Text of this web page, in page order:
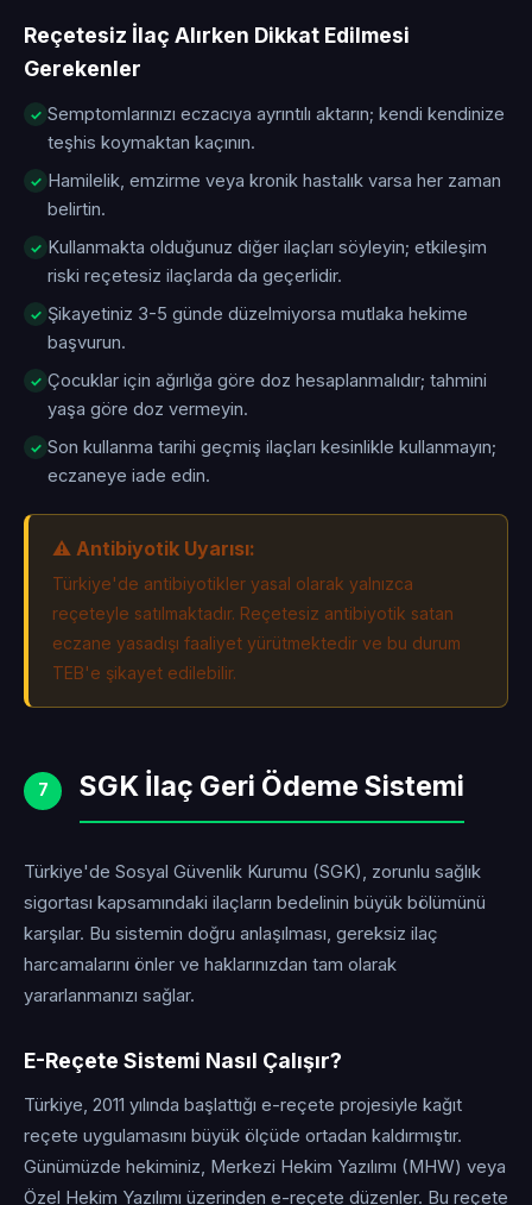
Reçetesiz İlaç Alırken Dikkat Edilmesi
Gerekenler
Semptomlarınızı eczacıya ayrıntılı aktarın; kendi kendinize
teşhis koymaktan kaçının.
Hamilelik, emzirme veya kronik hastalık varsa her zaman
belirtin.
Kullanmakta olduğunuz diğer ilaçları söyleyin; etkileşim
riski reçetesiz ilaçlarda da geçerlidir.
Şikayetiniz 3-5 günde düzelmiyorsa mutlaka hekime
başvurun.
Çocuklar için ağırlığa göre doz hesaplanmalıdır; tahmini
yaşa göre doz vermeyin.
Son kullanma tarihi geçmiş ilaçları kesinlikle kullanmayın;
eczaneye iade edin.
⚠️ Antibiyotik Uyarısı:
Türkiye'de antibiyotikler yasal olarak yalnızca
reçeteyle satılmaktadır. Reçetesiz antibiyotik satan
eczane yasadışı faaliyet yürütmektedir ve bu durum
TEB'e şikayet edilebilir.
7 SGK İlaç Geri Ödeme Sistemi
Türkiye'de Sosyal Güvenlik Kurumu (SGK), zorunlu sağlık
sigortası kapsamındaki ilaçların bedelinin büyük bölümünü
karşılar. Bu sistemin doğru anlaşılması, gereksiz ilaç
harcamalarını önler ve haklarınızdan tam olarak
yararlanmanızı sağlar.
E-Reçete Sistemi Nasıl Çalışır?
Türkiye, 2011 yılında başlattığı e-reçete projesiyle kağıt
reçete uygulamasını büyük ölçüde ortadan kaldırmıştır.
Günümüzde hekiminiz, Merkezi Hekim Yazılımı (MHW) veya
Özel Hekim Yazılımı üzerinden e-reçete düzenler. Bu reçete